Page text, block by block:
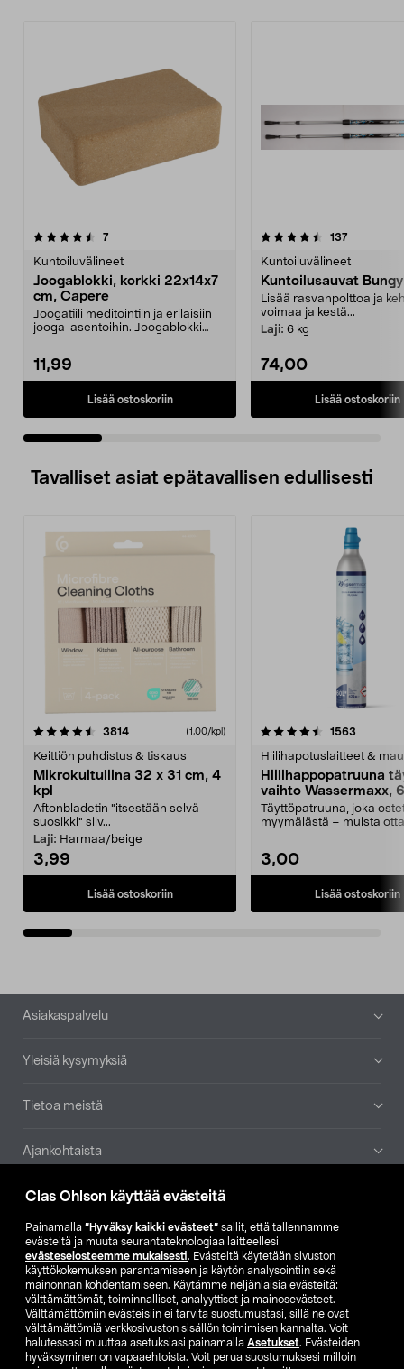
Clas Ohlson käyttää evästeitä
Painamalla ”Hyväksy kaikki evästeet” sallit, että tallennamme
evästeitä ja muuta seurantateknologiaa laitteellesi
evästeselosteemme mukaisesti. Evästeitä käytetään sivuston
käyttökokemuksen parantamiseen ja käytön analysointiin sekä
mainonnan kohdentamiseen. Käytämme neljänlaisia evästeitä:
välttämättömät, toiminnalliset, analyyttiset ja mainosevästeet.
Välttämättömiin evästeisiin ei tarvita suostumustasi, sillä ne ovat
välttämättömiä verkkosivuston sisällön toimimisen kannalta. Voit
halutessasi muuttaa asetuksiasi painamalla Asetukset. Evästeiden
hyväksyminen on vapaaehtoista. Voit perua suostumuksesi milloin
7arvostelut
Kuntoiluvälineet
Joogablokki, korkki 22x14x7
cm, Capere
Joogatiili meditointiin ja erilaisiin
jooga-asentoihin. Joogablokki
11,99
Lisää ostoskoriin
4.5 viidestä
137arvostelut
Kuntoiluvälineet
Kuntoilusauvat
Lisää rasvanpolttoa ja
voimaa ja kestä...
Laji: 6 kg
74,00
Lisää ostoskoriin
4.5 viidestä
Tavalliset asiat epätavallisen edullisesti
3814arvostelut (1,00/kpl)
Keittiön puhdistus & tiskaus
Mikrokuituliina 32 x 31 cm, 4
kpl
Aftonbladetin "itsestään selvä
suosikki" siiv...
Laji: Harmaa/beige
3,99
Lisää ostoskoriin
4.5viidestä
1563
Hiilihapotuslaitteet &
Hiilihappopatruuna
vaihto Wassermaxx,
Täyttöpatruuna, joka
myymälästä – muista
3,00
Lisää ostoskoriin
4.5viidestä
Alatunniste
Asiakaspalvelu
Yleisiä kysymyksiä
Tietoa meistä
Ajankohtaista
Muut yrityksemme
Etsi myymälä
SE NO FI
FI SV